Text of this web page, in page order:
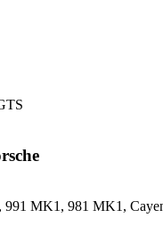
991 MK1, 981 MK1,